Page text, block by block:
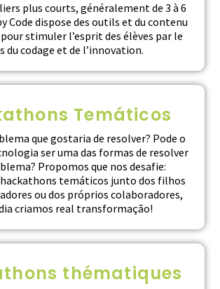
plus courts, généralement de 3 à 6
Code dispose des outils et du contenu
stimuler l’esprit des élèves par le
du codage et de l’innovation.
Temáticos
que gostaria de resolver? Pode o
ser uma das formas de resolver
Propomos que nos desafie:
temáticos junto dos filhos
ou dos próprios colaboradores,
criamos real transformação!
thématiques